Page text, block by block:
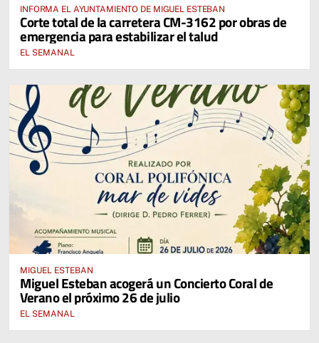
INFORMA EL AYUNTAMIENTO DE MIGUEL ESTEBAN
Corte total de la carretera CM-3162 por obras de
emergencia para estabilizar el talud
EL SEMANAL
MIGUEL ESTEBAN
Miguel Esteban acogerá un Concierto Coral de
Verano el próximo 26 de julio
EL SEMANAL